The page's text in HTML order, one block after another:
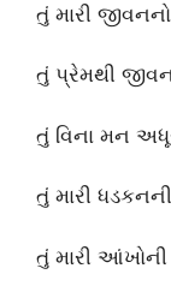
તું મારી
તું પ્રેમથી
તું વિના મન
તું મારી
તું મારી